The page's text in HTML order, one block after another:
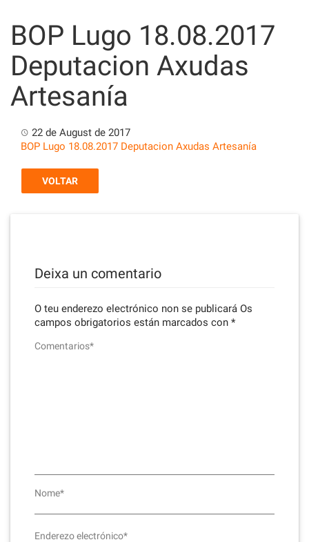
content
BOP Lugo 18.08.2017
Deputacion Axudas
Artesanía
22 de August de 2017
BOP Lugo 18.08.2017 Deputacion Axudas Artesanía
VOLTAR
Deixa un comentario
O teu enderezo electrónico non se publicará Os
campos obrigatorios están marcados con *
Comentarios*
Nome*
Enderezo electrónico*